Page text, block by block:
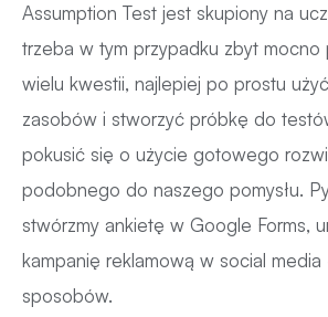
Assumption Test jest skupiony na
trzeba w tym przypadku zbyt mocno
wielu kwestii, najlepiej po prostu
zasobów i stworzyć próbkę do
pokusić się o użycie gotowego
podobnego do naszego pomysłu.
stwórzmy ankietę w Google Forms,
kampanię reklamową w social
sposobów.